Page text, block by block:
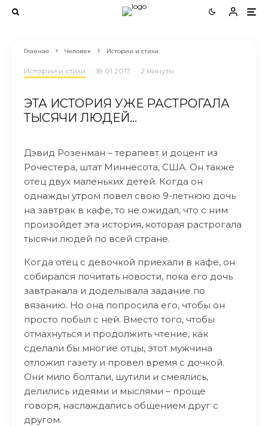
Главная Человек Истории и стихи
Истории и стихи · 18.01.2017 · 2 минуты
ЭТА ИСТОРИЯ УЖЕ РАСТРОГАЛА
ТЫСЯЧИ ЛЮДЕЙ…
Дэвид Розенман – терапевт и доцент из
Рочестера, штат Миннесота, США. Он также
отец двух маленьких детей. Когда он
однажды утром повел свою 9-летнюю дочь
на завтрак в кафе, то не ожидал, что с ним
произойдет эта история, которая растрогала
тысячи людей по всей стране.
Когда отец с девочкой приехали в кафе, он
собирался почитать новости, пока его дочь
завтракала и доделывала задание по
вязанию. Но она попросила его, чтобы он
просто побыл с ней. Вместо того, чтобы
отмахнуться и продолжить чтение, как
сделали бы многие отцы, этот мужчина
отложил газету и провел время с дочкой.
Они мило болтали, шутили и смеялись,
делились идеями и мыслями – проще
говоря, наслаждались общением друг с
другом.